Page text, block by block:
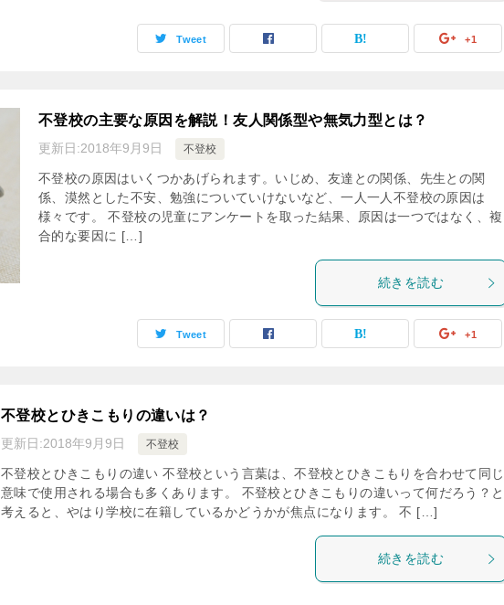
Tweet +1
不登校の主要な原因を解説！友人関係型や無気力型とは？
更新日:2018年9月9日 不登校
不登校の原因はいくつかあげられます。いじめ、友達との関係、先生との関
係、漠然とした不安、勉強についていけないなど、一人一人不登校の原因は
様々です。 不登校の児童にアンケートを取った結果、原因は一つではなく、複
合的な要因に […]
続きを読む
Tweet +1
不登校とひきこもりの違いは？
更新日:2018年9月9日 不登校
不登校とひきこもりの違い 不登校という言葉は、不登校とひきこもりを合わせて同じ
意味で使用される場合も多くあります。 不登校とひきこもりの違いって何だろう？と
考えると、やはり学校に在籍しているかどうかが焦点になります。 不 […]
続きを読む